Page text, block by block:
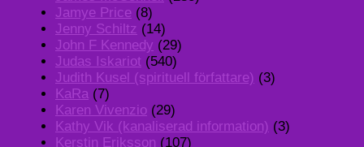
Jamye Price (8)
Jenny Schiltz (14)
John F Kennedy (29)
Judas Iskariot (540)
Judith Kusel (spirituell författare) (3)
KaRa (7)
Karen Vivenzio (29)
Kathy Vik (kanaliserad information) (3)
Kerstin Eriksson (107)